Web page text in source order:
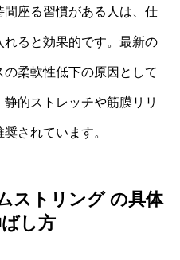
座る習慣がある人は、仕
ると効果的です。最新の
柔軟性低下の原因として
的ストレッチや筋膜リリ
されています。
ストリング の具体
し方